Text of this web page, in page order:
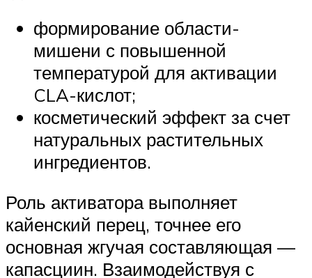
формирование области-
мишени с повышенной
температурой для активации
CLA-кислот;
косметический эффект за счет
натуральных растительных
ингредиентов.
Роль активатора выполняет
кайенский перец, точнее его
основная жгучая составляющая —
капасциин. Взаимодействуя с